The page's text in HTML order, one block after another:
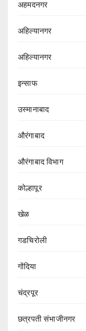
अहमदनगर
अहिल्यानगर
अहिल्यानगर
इन्साफ
उस्मानाबाद
औरंगाबाद
औरंगाबाद विभाग‌
कोल्हापूर
खेळ
गडचिरोली
गोंदिया
चंद्रपूर
छत्रपती संभाजीनगर